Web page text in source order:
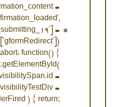
=
=
function() {
=
=
) { return;